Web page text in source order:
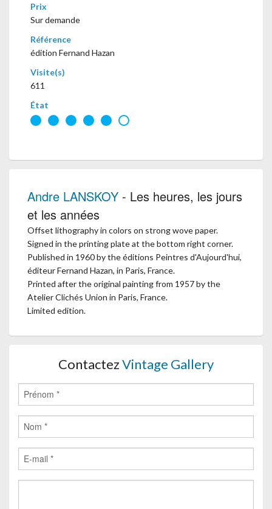
Prix
Sur demande
Référence
édition Fernand Hazan
Visite(s)
611
État
Andre LANSKOY - Les heures, les jours
et les années
Offset lithography in colors on strong wove paper.
Signed in the printing plate at the bottom right corner.
Published in 1960 by the éditions Peintres d'Aujourd'hui,
éditeur Fernand Hazan, in Paris, France.
Printed after the original painting from 1957 by the
Atelier Clichés Union in Paris, France.
Limited edition.
ContactezVintage Gallery